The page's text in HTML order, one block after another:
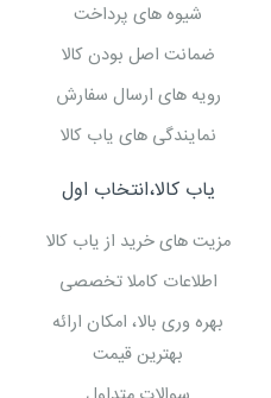
شیوه های پرداخت
ضمانت اصل بودن کالا
رویه های ارسال سفارش
نمایندگی های یاب کالا
یاب کالا،انتخاب اول
مزیت های خرید از یاب کالا
اطلاعات کاملا تخصصی
بهره وری بالا، امکان ارائه
بهترین قیمت